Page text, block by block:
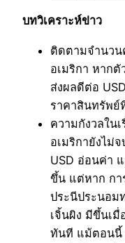
บทวิเคราะห์ข่าว
ติดตามจำนวน
อเมริกา หาก
ส่งผลดีต่อ
ราคาสินทรัพย์
ความกังวลใน
อเมริกายังไม่
USD อ่อนค่า
ขึ้น แต่หาก กา
ประนีประนอม
เจิ้นผิง มีขึ้นเ
ทันที แม้ตอนนี้